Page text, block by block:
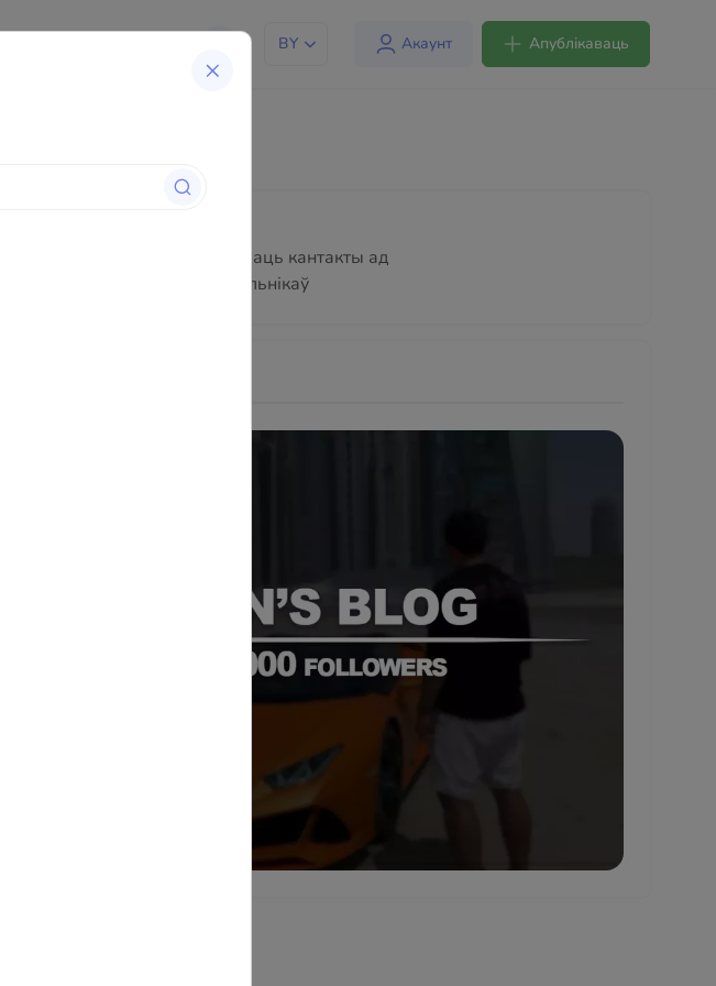
BY Акаунт Апублікаваць
Аўтар аб'явы вырашыў схаваць кантакты ад
незарэгістраваных карыстальнікаў